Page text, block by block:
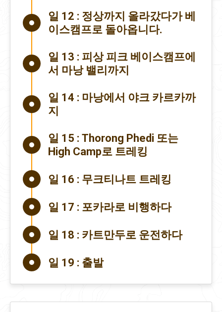
일 12 : 정상까지 올라갔다가 베
이스캠프로 돌아옵니다.
일 13 : 피상 피크 베이스캠프에
서 마낭 밸리까지
일 14 : 마낭에서 야크 카르카까
지
일 15 : Thorong Phedi 또는
High Camp로 트레킹
일 16 : 무크티나트 트레킹
일 17 : 포카라로 비행하다
일 18 : 카트만두로 운전하다
일 19 : 출발